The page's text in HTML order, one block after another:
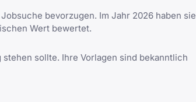
bevorzugen. Im Jahr 2026 haben sie
Wert bewertet.
sollte. Ihre Vorlagen sind bekanntlich